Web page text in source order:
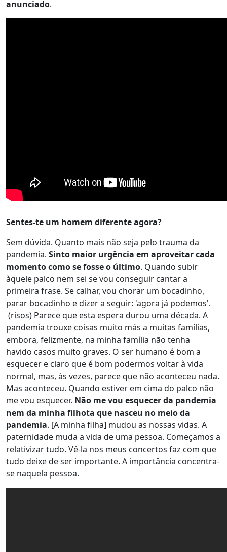
anunciado.
Sentes-te um homem diferente agora?
Sem dúvida. Quanto mais não seja pelo trauma da
pandemia. Sinto maior urgência em aproveitar cada
momento como se fosse o último. Quando subir
àquele palco nem sei se vou conseguir cantar a
primeira frase. Se calhar, vou chorar um bocadinho,
parar bocadinho e dizer a seguir: 'agora já podemos'.
(risos) Parece que esta espera durou uma década. A
pandemia trouxe coisas muito más a muitas famílias,
embora, felizmente, na minha família não tenha
havido casos muito graves. O ser humano é bom a
esquecer e claro que é bom podermos voltar à vida
normal, mas, às vezes, parece que não aconteceu nada.
Mas aconteceu. Quando estiver em cima do palco não
me vou esquecer. Não me vou esquecer da pandemia
nem da minha filhota que nasceu no meio da
pandemia. [A minha filha] mudou as nossas vidas. A
paternidade muda a vida de uma pessoa. Começamos a
relativizar tudo. Vê-la nos meus concertos faz com que
tudo deixe de ser importante. A importância concentra-
se naquela pessoa.